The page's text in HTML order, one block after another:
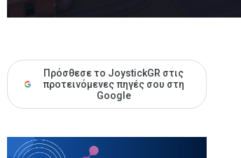
Πρόσθεσε το JoystickGR στις
προτεινόμενες πηγές σου στη
Google